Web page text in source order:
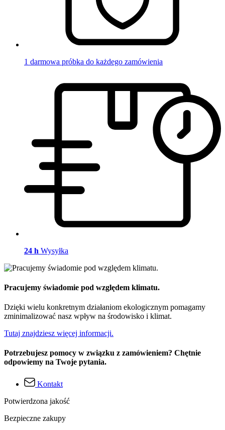
1 darmowa próbka do każdego zamówienia
24 h Wysyłka
Pracujemy świadomie pod względem klimatu.
Dzięki wielu konkretnym działaniom ekologicznym pomagamy
zminimalizować nasz wpływ na środowisko i klimat.
Tutaj znajdziesz więcej informacji.
Potrzebujesz pomocy w związku z zamówieniem? Chętnie
odpowiemy na Twoje pytania.
Kontakt
Potwierdzona jakość
Bezpieczne zakupy